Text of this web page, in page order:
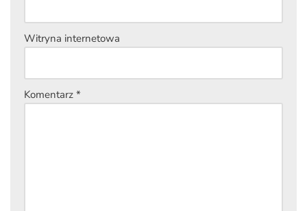
Witryna internetowa
Komentarz *